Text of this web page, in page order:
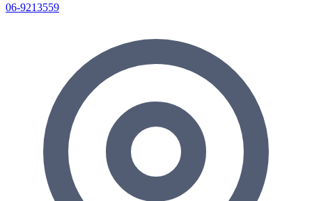
06-9213559